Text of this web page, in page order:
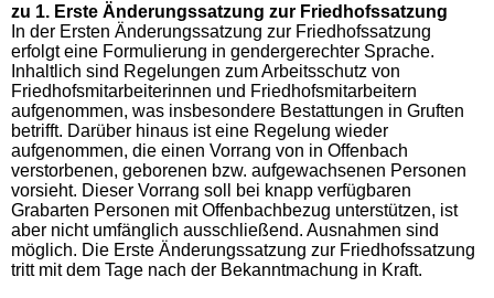
zu 1. Erste Änderungssatzung zur Friedhofssatzung
In der Ersten Änderungssatzung zur Friedhofssatzung
erfolgt eine Formulierung in gendergerechter Sprache.
Inhaltlich sind Regelungen zum Arbeitsschutz von
Friedhofsmitarbeiterinnen und Friedhofsmitarbeitern
aufgenommen, was insbesondere Bestattungen in Gruften
betrifft. Darüber hinaus ist eine Regelung wieder
aufgenommen, die einen Vorrang von in Offenbach
verstorbenen, geborenen bzw. aufgewachsenen Personen
vorsieht. Dieser Vorrang soll bei knapp verfügbaren
Grabarten Personen mit Offenbachbezug unterstützen, ist
aber nicht umfänglich ausschließend. Ausnahmen sind
möglich. Die Erste Änderungssatzung zur Friedhofssatzung
tritt mit dem Tage nach der Bekanntmachung in Kraft.